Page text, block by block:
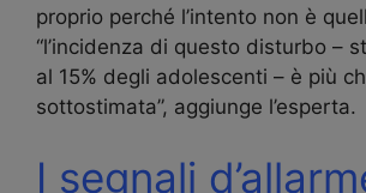
proprio perché l’intento non è
“l’incidenza di questo disturbo –
al 15% degli adolescenti – è più
sottostimata”, aggiunge l’esperta.
I segnali